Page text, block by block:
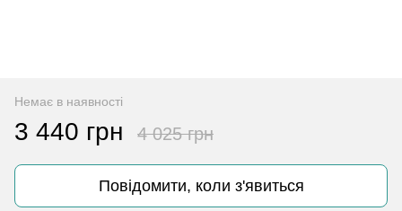
Немає в наявності
3 440 грн 4 025 грн
Повідомити, коли з'явиться